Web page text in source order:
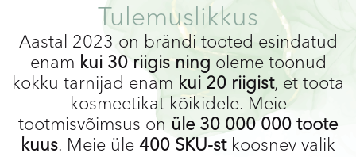
Tulemuslikkus
Aastal 2023 on brändi tooted esindatud
enam kui 30 riigis ning oleme toonud
kokku tarnijad enam kui 20 riigist, et toota
kosmeetikat kõikidele. Meie
tootmisvõimsus on üle 30 000 000 toote
kuus. Meie üle 400 SKU-stkoosnev valik